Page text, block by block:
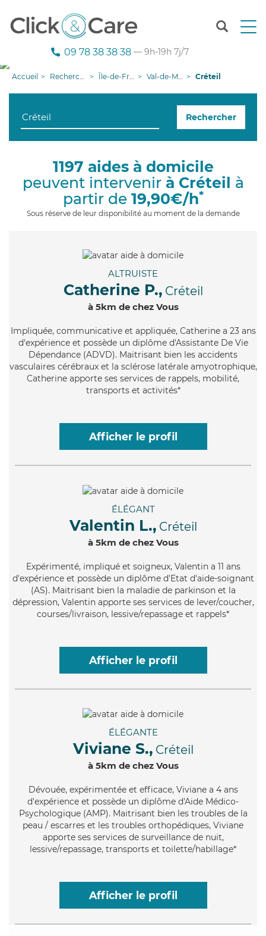
T
n
g
09 78 38 38 38 — 9h-19h 7j/7
Accueil Recherche aide à domicile Île-de-France Val-de-Marne Créteil
Rechercher
1197 aides à domicile
peuvent intervenir à Créteil à
partir de 19,90€/h*
Sous réserve de leur disponibilité au moment de la demande
ALTRUISTE
Catherine P., Créteil
à 5km de chez Vous
Impliquée, communicative et appliquée, Catherine a 23 ans
d'expérience et possède un diplôme d'Assistante De Vie
Dépendance (ADVD). Maitrisant bien les accidents
vasculaires cérébraux et la sclérose latérale amyotrophique,
Catherine apporte ses services de rappels, mobilité,
transports et activités*
Afficher le profil
ÉLÉGANT
Valentin L., Créteil
à 5km de chez Vous
Expérimenté, impliqué et soigneux, Valentin a 11 ans
d'expérience et possède un diplôme d'Etat d'aide-soignant
(AS). Maitrisant bien la maladie de parkinson et la
dépression, Valentin apporte ses services de lever/coucher,
courses/livraison, lessive/repassage et rappels*
Afficher le profil
ÉLÉGANTE
Viviane S., Créteil
à 5km de chez Vous
Dévouée, expérimentée et efficace, Viviane a 4 ans
d'expérience et possède un diplôme d'Aide Médico-
Psychologique (AMP). Maitrisant bien les troubles de la
peau / escarres et les troubles orthopédiques, Viviane
apporte ses services de surveillance de nuit,
lessive/repassage, transports et toilette/habillage*
Afficher le profil